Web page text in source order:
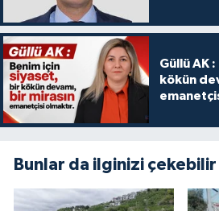
Güllü AK
kökün
Bunlar da ilginizi çekebilir